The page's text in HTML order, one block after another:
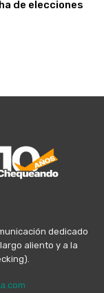
de elecciones
dedicado
aliento y a la